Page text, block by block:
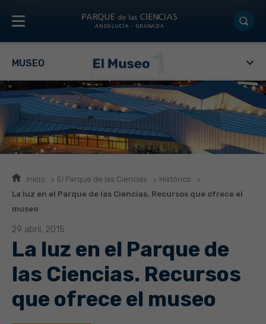
MUSEO
Inicio El Parque de las Ciencias
Histórico
La luz en el Parque de las Ciencias. Recursos que ofrece el
museo
29 abril, 2015
La luz en el Parque de
las Ciencias. Recursos
que ofrece el museo